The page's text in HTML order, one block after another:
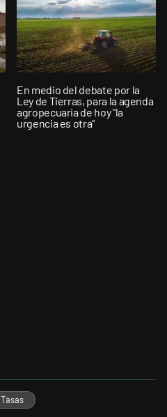
En medio del debate por la
Ley de Tierras, para la agenda
agropecuaria de hoy "la
urgencia es otra"
Tasas